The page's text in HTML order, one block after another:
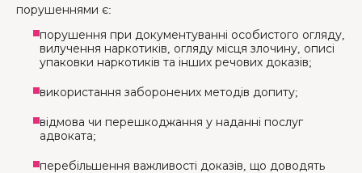
порушеннями є:
порушення при документуванні особистого огляду,
вилучення наркотиків, огляду місця злочину, описі
упаковки наркотиків та інших речових доказів;
використання заборонених методів допиту;
відмова чи перешкоджання у наданні послуг
адвоката;
перебільшення важливості доказів, що доводять